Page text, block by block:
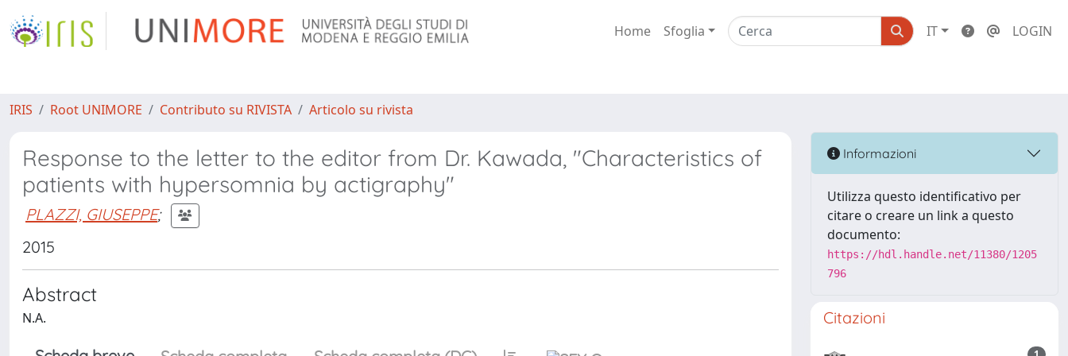
Home Sfoglia IT LOGIN
IRIS Root UNIMORE Contributo su RIVISTA Articolo su rivista
Response to the letter to the editor from Dr. Kawada, "Characteristics of
patients with hypersomnia by actigraphy"
PLAZZI, GIUSEPPE;
2015
Abstract
N.A.
Informazioni
Utilizza questo identificativo per
citare o creare un link a questo
documento:
https://hdl.handle.net/11380/1205
796
Citazioni